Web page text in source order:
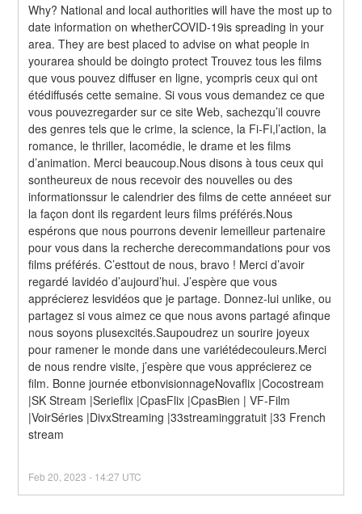
Why? National and local authorities will have the most up to
date information on whetherCOVID-19is spreading in your
area. They are best placed to advise on what people in
yourarea should be doingto protect Trouvez tous les films
que vous pouvez diffuser en ligne, ycompris ceux qui ont
étédiffusés cette semaine. Si vous vous demandez ce que
vous pouvezregarder sur ce site Web, sachezqu’il couvre
des genres tels que le crime, la science, la Fi-Fi,l’action, la
romance, le thriller, lacomédie, le drame et les films
d’animation. Merci beaucoup.Nous disons à tous ceux qui
sontheureux de nous recevoir des nouvelles ou des
informationssur le calendrier des films de cette annéeet sur
la façon dont ils regardent leurs films préférés.Nous
espérons que nous pourrons devenir lemeilleur partenaire
pour vous dans la recherche derecommandations pour vos
films préférés. C’esttout de nous, bravo ! Merci d’avoir
regardé lavidéo d’aujourd’hui. J’espère que vous
apprécierez lesvidéos que je partage. Donnez-lui unlike, ou
partagez si vous aimez ce que nous avons partagé afinque
nous soyons plusexcités.Saupoudrez un sourire joyeux
pour ramener le monde dans une variétédecouleurs.Merci
de nous rendre visite, j’espère que vous apprécierez ce
film. Bonne journée etbonvisionnageNovaflix |Cocostream
|SK Stream |Serieflix |CpasFlix |CpasBien | VF-Film
|VoirSéries |DivxStreaming |33streaminggratuit |33 French
stream
Feb20 ,2023 - 14:27 UTC